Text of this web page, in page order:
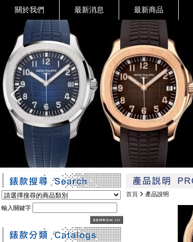
關於我們 最新消息 最新商品
輸入關鍵字
首頁
產品說明